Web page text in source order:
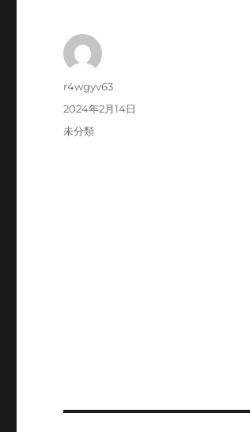
Author
r4wgyv63
Posted
on
2024年2月14日
Categories
未分類